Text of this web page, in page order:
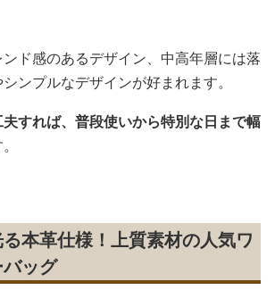
ド感のあるデザイン、中高年層には落
ンプルなデザインが好まれます。
すれば、普段使いから特別な日まで幅
本革仕様！上質素材の人気ワ
ッグ